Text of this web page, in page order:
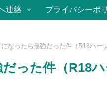
連絡 プライバシーポ
なったら最強だった件（R18ハー
った件（R18